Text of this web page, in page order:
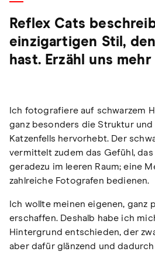
Reflex Cats
einzigartigen Stil,
hast. Erzähl uns
Ich fotografiere auf schwarzem
ganz besonders die Struktur
Katzenfells hervorhebt. Der
vermittelt zudem das Gefühl,
geradezu im leeren Raum; eine
zahlreiche Fotografen bedienen.
Ich wollte meinen eigenen, ganz
erschaffen. Deshalb habe ich
Hintergrund entschieden, der
aber dafür glänzend und dadurch